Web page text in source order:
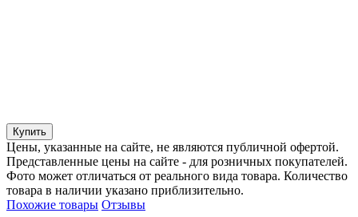
Купить
Цены, указанные на сайте, не являются публичной офертой.
Представленные цены на сайте - для розничных покупателей.
Фото может отличаться от реального вида товара. Количество
товара в наличии указано приблизительно.
Похожие товары Отзывы